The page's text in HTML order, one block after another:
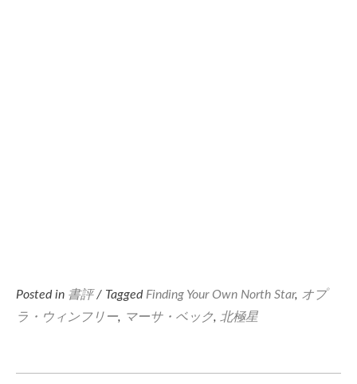
Posted in 書評 / Tagged Finding Your Own North Star, オプ
ラ・ウィンフリー, マーサ・ベック, 北極星